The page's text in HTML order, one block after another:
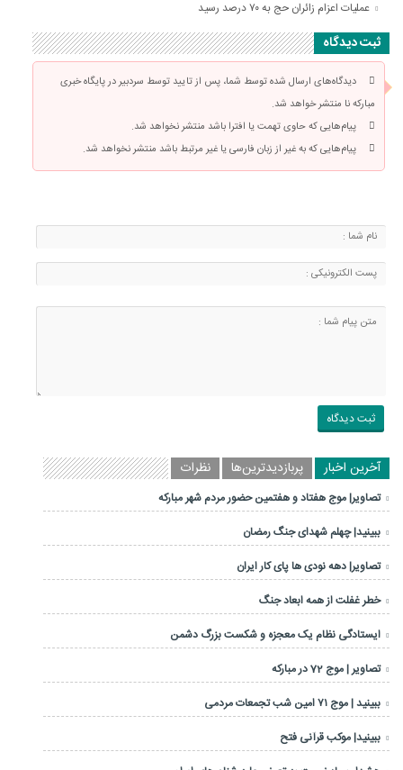
عملیات اعزام زائران حج به ۷۰ درصد رسید
ثبت دیدگاه
دیدگاه‌های ارسال شده توسط شما، پس از تایید توسط سردبیر در پایگاه خبری
مبارکه نا منتشر خواهد شد.
پیام‌هایی که حاوی تهمت یا افترا باشد منتشر نخواهد شد.
پیام‌هایی که به غیر از زبان فارسی یا غیر مرتبط باشد منتشر نخواهد شد.
آخرین اخبار پربازدیدترین‌ها نظرات
تصاویر| موج هفتاد و هفتمین حضور مردم شهر مبارکه
ببینید| چهلم شهدای جنگ رمضان
تصاویر| دهه نودی ها پای کار ایران
خطر غفلت از همه ابعاد جنگ
ایستادگی نظام یک معجزه و شکست بزرگ دشمن
تصاویر | موج 72 در مبارکه
ببینید | موج ۷۱ امین شب تجمعات مردمی
ببینید| موکب قرآنی فتح